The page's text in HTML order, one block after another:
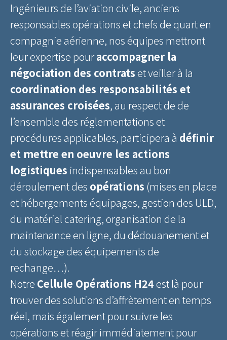
Ingénieurs de l’aviation civile, anciens
responsables opérations et chefs de quart en
compagnie aérienne, nos équipes mettront
leur expertise pouraccompagner la
négociation des contratset veiller à la
coordination des responsabilités et
assurances croisées, au respect de de
l’ensemble des réglementations et
procédures applicables, participera à définir
et mettre en oeuvre les actions
logistiques indispensables au bon
déroulement des opérations (mises en place
et hébergements équipages, gestion des ULD,
du matériel catering, organisation de la
maintenance en ligne, du dédouanement et
du stockage des équipements de
rechange…).
Notre Cellule Opérations H24est là pour
trouver des solutions d’affrètement en temps
réel, mais également pour suivre les
opérations et réagir immédiatement pour